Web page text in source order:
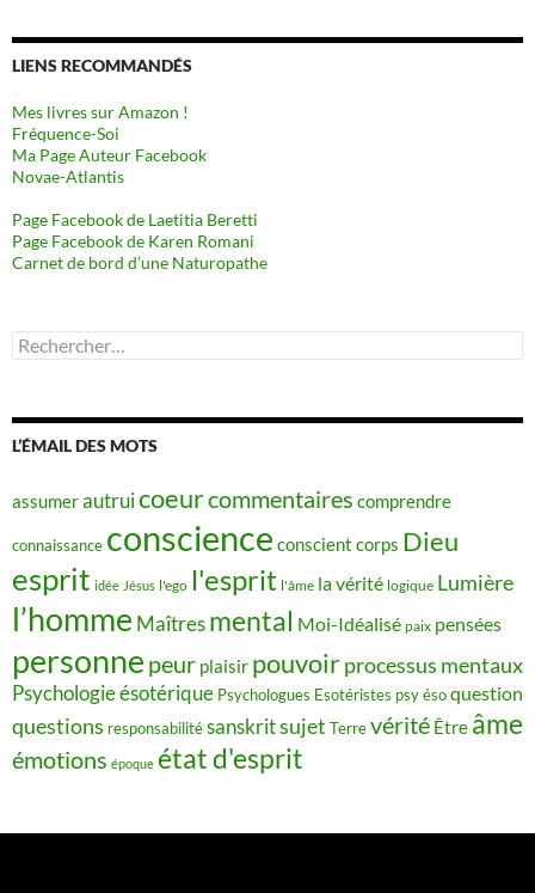
LIENS RECOMMANDÉS
Mes livres sur Amazon !
Fréquence-Soi
Ma Page Auteur Facebook
Novae-Atlantis
Page Facebook de Laetitia Beretti
Page Facebook de Karen Romani
Carnet de bord d’une Naturopathe
Rechercher :
L’ÉMAIL DES MOTS
assumerautruicoeurcommentaires comprendre
connaissance conscience conscient corps Dieu
esprit idée Jésus l'ego l'esprit l'âme la vérité logique Lumière
l’homme Maîtres mental Moi-Idéalisé paix pensées
personne peur plaisir pouvoirprocessus mentaux
Psychologie ésotérique Psychologues Esotéristes psy ésoquestion
questions responsabilitésanskritsujet Terrevérité Être âme
émotions époque état d'esprit